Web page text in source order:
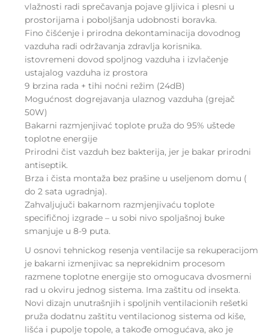
vlažnosti radi sprečavanja pojave gljivica i plesni u
prostorijama i poboljšanja udobnosti boravka.
Fino čišćenje i prirodna dekontaminacija dovodnog
vazduha radi održavanja zdravlja korisnika.
istovremeni dovod spoljnog vazduha i izvlačenje
ustajalog vazduha iz prostora
9 brzina rada + tihi noćni režim (24dB)
Mogućnost dogrejavanja ulaznog vazduha (grejač
50W)
Bakarni razmjenjivać toplote pruža do 95% uštede
toplotne energije
Prirodni čist vazduh bez bakterija, jer je bakar prirodni
antiseptik.
Brza i čista montaža bez prašine u useljenom domu (
do 2 sata ugradnja).
Zahvaljujuči bakarnom razmjenjivaću toplote
specifičnoj izgrade – u sobi nivo spoljašnoj buke
smanjuje u 8-9 puta.
U osnovi tehnickog resenja ventilacije sa rekuperacijom
je bakarni izmenjivac sa neprekidnim procesom
razmene toplotne energije sto omogucava dvosmerni
rad u okviru jednog sistema. Ima zaštitu od insekta.
Novi dizajn unutrašnjih i spoljnih ventilacionih rešetki
pruža dodatnu zaštitu ventilacionog sistema od kiše,
lišća i pupolje topole, a takođe omogućava, ako je